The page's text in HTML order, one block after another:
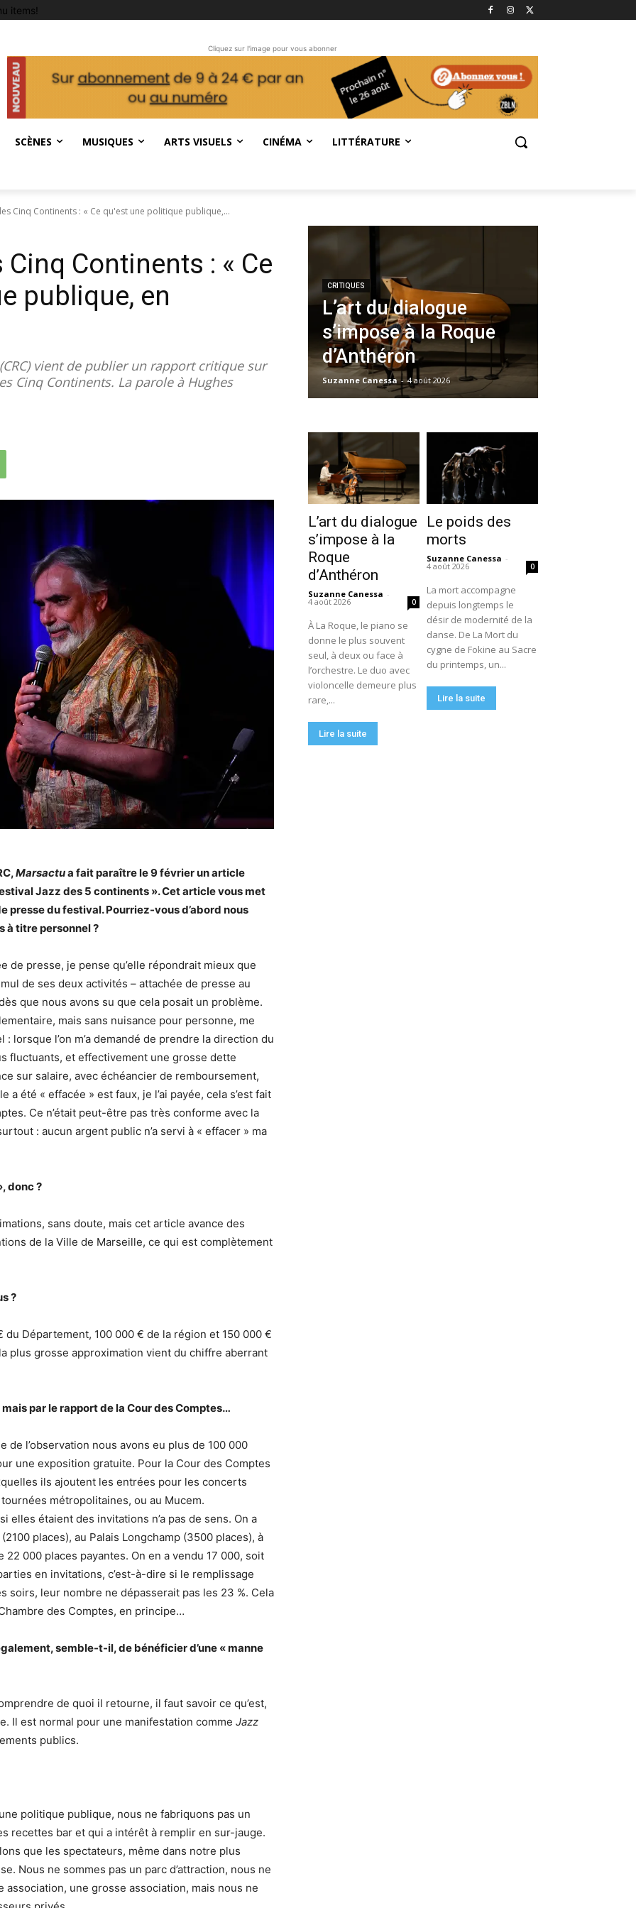
items!
Cliquez sur l'image pour vous abonner
SCÈNES MUSIQUES ARTS VISUELS CINÉMA LITTÉRATURE
Cinq Continents : « Ce qu'est une politique publique,...
Continents : « Ce
publique, en
vient de publier un rapport critique sur
Cinq Continents. La parole à Hughes
Marsactua fait paraître le 9 février un article
Jazz des 5 continents ». Cet article vous met
presse du festival. Pourriez-vous d’abord nous
à titre personnel ?
de presse, je pense qu’elle répondrait mieux que
de ses deux activités – attachée de presse au
que nous avons su que cela posait un problème.
mais sans nuisance pour personne, me
l’on m’a demandé de prendre la direction du
fluctuants, et effectivement une grosse dette
sur salaire, avec échéancier de remboursement,
a été « effacée » est faux, je l’ai payée, cela s’est fait
Ce n’était peut-être pas très conforme avec la
: aucun argent public n’a servi à « effacer » ma
donc ?
sans doute, mais cet article avance des
de la Ville de Marseille, ce qui est complètement
?
Département, 100 000 € de la région et 150 000 €
plus grosse approximation vient du chiffre aberrant
par le rapport de la Cour des Comptes…
l’observation nous avons eu plus de 100 000
une exposition gratuite. Pour la Cour des Comptes
ils ajoutent les entrées pour les concerts
métropolitaines, ou au Mucem.
étaient des invitations n’a pas de sens. On a
places), au Palais Longchamp (3500 places), à
000 places payantes. On en a vendu 17 000, soit
en invitations, c’est-à-dire si le remplissage
soirs, leur nombre ne dépasserait pas les 23 %. Cela
des Comptes, en principe…
semble-t-il, de bénéficier d’une « manne
de quoi il retourne, il faut savoir ce qu’est,
Il est normal pour une manifestation comme Jazz
publics.
politique publique, nous ne fabriquons pas un
recettes bar et qui a intérêt à remplir en sur-jauge.
que les spectateurs, même dans notre plus
Nous ne sommes pas un parc d’attraction, nous ne
une grosse association, mais nous ne
CRITIQUES
L’art du dialogue
s’impose à la Roque
d’Anthéron
Suzanne Canessa - 4 août 2026
L’art du dialogue
s’impose à la
Roque
d’Anthéron
Suzanne Canessa -
4 août 2026 0
À La Roque, le piano se
donne le plus souvent
seul, à deux ou face à
l’orchestre. Le duo avec
violoncelle demeure plus
rare,...
Lire la suite
Le poids des
morts
Suzanne Canessa -
4 août 2026 0
La mort accompagne
depuis longtemps le
désir de modernité de la
danse. De La Mort du
cygne de Fokine au Sacre
du printemps, un...
Lire la suite